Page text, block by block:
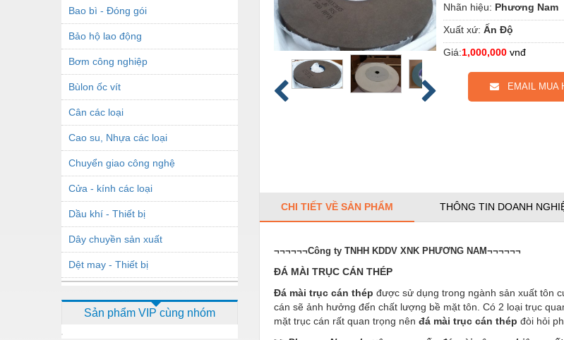
Bao bì - Đóng gói
Bảo hộ lao động
Bơm công nghiệp
Bùlon ốc vít
Cân các loại
Cao su, Nhựa các loại
Chuyển giao công nghệ
Cửa - kính các loại
Dầu khí - Thiết bị
Dây chuyền sản xuất
Dệt may - Thiết bị
Dịch vụ - Thi công
Sản phẩm VIP cùng nhóm
Nhãn hiệu: Phương Nam
Xuất xứ: Ấn Độ
Giá:1,000,000 vnđ
EMAIL MUA
CHI TIẾT VỀ SẢN PHẨM THÔNG TIN DOANH
¬¬¬¬¬¬Công ty TNHH KDDV XNK PHƯƠNG NAM¬¬¬¬¬¬
ĐÁ MÀI TRỤC CÁN THÉP
Đá mài trục cán thép được sử dụng trong ngành sản xuất tôn
cán sẽ ảnh hưởng đến chất lượng bề mặt tôn. Có 2 loại trục
mặt trục cán rất quan trọng nên đá mài trục cán thép đòi hỏi